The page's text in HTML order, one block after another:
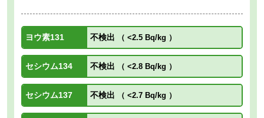
ヨウ素131 不検出 （ <2.5 Bq/kg ）
セシウム134 不検出 （ <2.8 Bq/kg ）
セシウム137 不検出 （ <2.7 Bq/kg ）